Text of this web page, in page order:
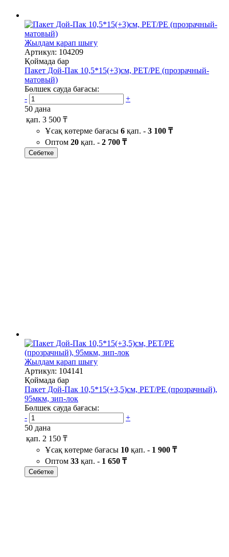
Жылдам қарап шығу
Артикул: 104209
Қоймада бар
Пакет Дой-Пак 10,5*15(+3)см, PET/PE (прозрачный-
матовый)
Бөлшек сауда бағасы:
-
+
50 дана
қап. 3 500 ₸
Ұсақ көтерме бағасы 6 қап. - 3 100 ₸
Оптом 20 қап. - 2 700 ₸
Себетке
Жылдам қарап шығу
Артикул: 104141
Қоймада бар
Пакет Дой-Пак 10,5*15(+3,5)см, PET/PE (прозрачный),
95мкм, зип-лок
Бөлшек сауда бағасы:
-
+
50 дана
қап. 2 150 ₸
Ұсақ көтерме бағасы 10 қап. - 1 900 ₸
Оптом 33 қап. - 1 650 ₸
Себетке